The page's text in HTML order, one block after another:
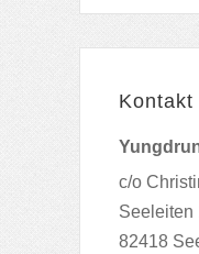
Kontakt
c/o
Seeleiten
82418